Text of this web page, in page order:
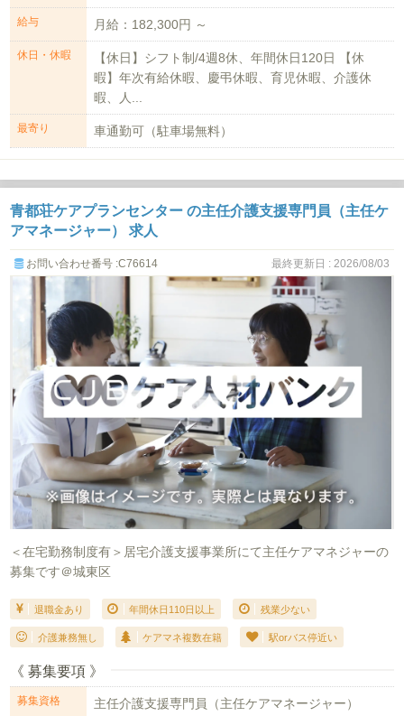
給与 月給：182,300円 ～
休日・休暇
【休日】シフト制/4週8休、年間休日120日 【休
暇】年次有給休暇、慶弔休暇、育児休暇、介護休
暇、人...
最寄り 車通勤可（駐車場無料）
青都荘ケアプランセンター の主任介護支援専門員（主任ケ
アマネージャー） 求人
お問い合わせ番号 :C76614 最終更新日 : 2026/08/03
＜在宅勤務制度有＞居宅介護支援事業所にて主任ケアマネジャーの
募集です＠城東区
退職金あり 年間休日110日以上 残業少ない
介護兼務無し ケアマネ複数在籍 駅orバス停近い
《 募集要項 》
募集資格 主任介護支援専門員（主任ケアマネージャー）